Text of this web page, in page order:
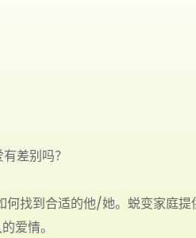
差别吗？
找到合适的他/她。蜕变家庭提
爱情。